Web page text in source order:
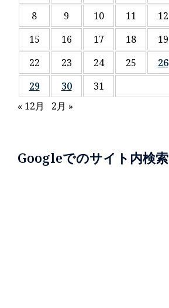
8
9 10 11 12
15
16 17 18 19
22
23 24 25 26
29
30
31
« 12月
2月 »
Googleでのサイト内検索